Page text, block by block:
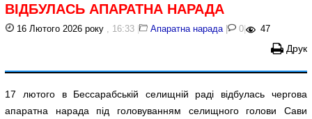
ВІДБУЛАСЬ АПАРАТНА НАРАДА
16 Лютого 2026 року , 16:33 | Апаратна нарада| 0 | 47
Друк
17 лютого в Бессарабській селищній раді відбулась чергова
апаратна нарада під головуванням селищного голови Сави